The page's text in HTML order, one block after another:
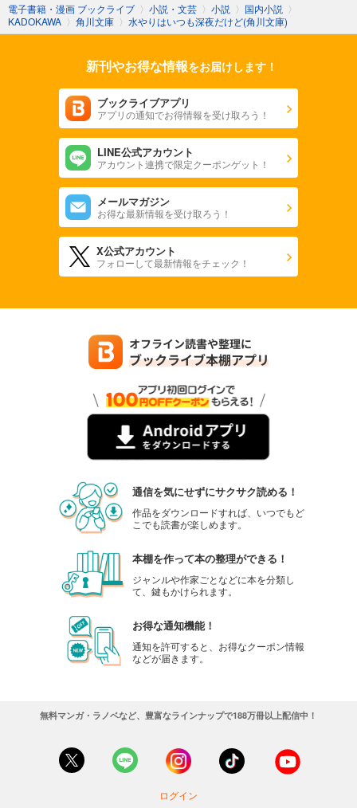
電子書籍・漫画 ブックライブ 〉 小説・文芸 〉 小説 〉 国内小説 〉
KADOKAWA 〉 角川文庫 〉 水やりはいつも深夜だけど(角川文庫)
新刊やお得な情報をお届けします！
ブックライブアプリ
アプリの通知でお得情報を受け取ろう！
LINE公式アカウント
アカウント連携で限定クーポンゲット！
メールマガジン
お得な最新情報を受け取ろう！
X公式アカウント
フォローして最新情報をチェック！
通信を気にせずにサクサク読める！
作品をダウンロードすれば、いつでもど
こでも読書が楽しめます。
本棚を作って本の整理ができる！
ジャンルや作家ごとなどに本を分類し
て、鍵もかけられます。
お得な通知機能！
通知を許可すると、お得なクーポン情報
などが届きます。
無料マンガ・ラノベなど、豊富なラインナップで188万冊以上配信中！
ログイン